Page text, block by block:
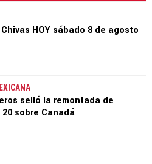
HOY sábado 8 de agosto
selló la remontada de
sobre Canadá